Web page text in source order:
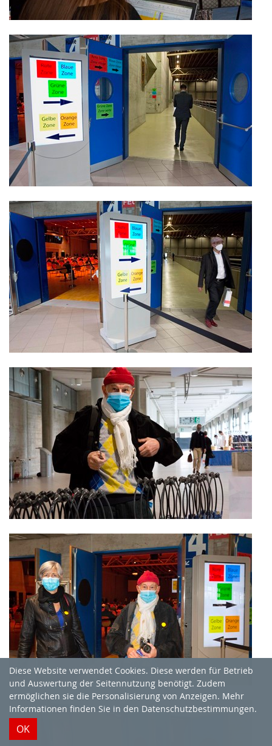
Diese Website verwendet Cookies. Diese werden für Betrieb
und Auswertung der Seitennutzung benötigt. Zudem
ermöglichen sie die Personalisierung von Anzeigen. Mehr
Informationen finden Sie in den Datenschutzbestimmungen.
OK